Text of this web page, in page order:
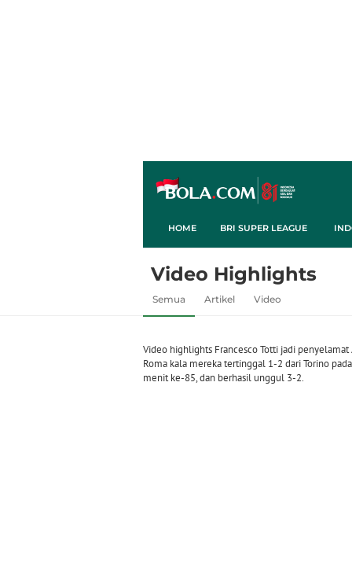
HOME BRI SUPER LEAGUE
Video Highlights
Semua Artikel Video
Video highlights Francesco Totti jadi penyelamat
Roma kala mereka tertinggal 1-2 dari Torino pada
menit ke-85, dan berhasil unggul 3-2.